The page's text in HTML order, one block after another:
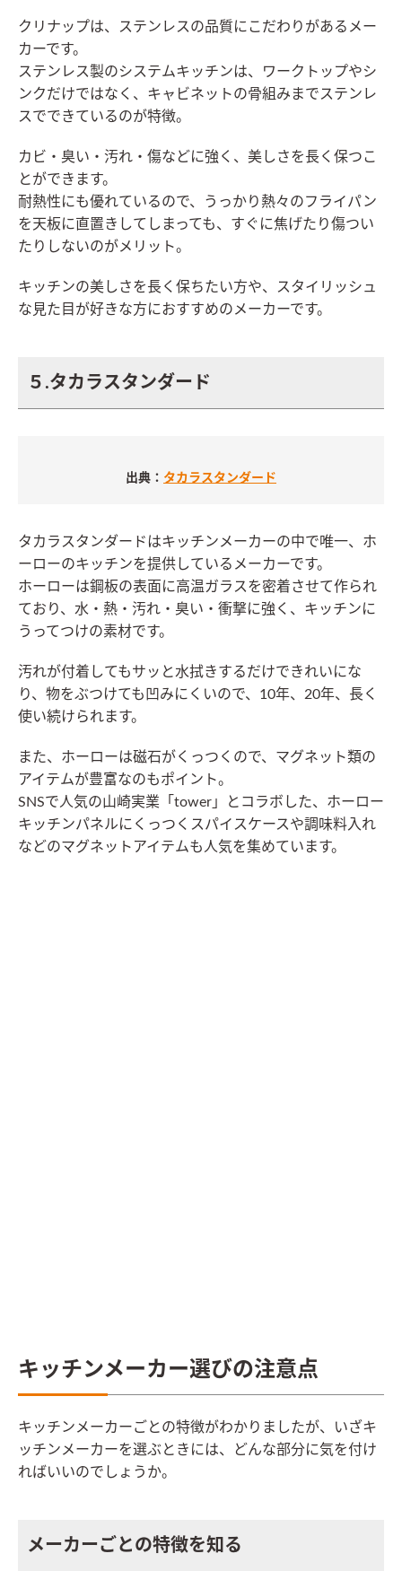
クリナップは、ステンレスの品質にこだわりがあるメー
カーです。
ステンレス製のシステムキッチンは、ワークトップやシ
ンクだけではなく、キャビネットの骨組みまでステンレ
スでできているのが特徴。
カビ・臭い・汚れ・傷などに強く、美しさを長く保つこ
とができます。
耐熱性にも優れているので、うっかり熱々のフライパン
を天板に直置きしてしまっても、すぐに焦げたり傷つい
たりしないのがメリット。
キッチンの美しさを長く保ちたい方や、スタイリッシュ
な見た目が好きな方におすすめのメーカーです。
５.タカラスタンダード
出典： タカラスタンダード
タカラスタンダードはキッチンメーカーの中で唯一、ホ
ーローのキッチンを提供しているメーカーです。
ホーローは鋼板の表面に高温ガラスを密着させて作られ
ており、水・熱・汚れ・臭い・衝撃に強く、キッチンに
うってつけの素材です。
汚れが付着してもサッと水拭きするだけできれいにな
り、物をぶつけても凹みにくいので、10年、20年、長く
使い続けられます。
また、ホーローは磁石がくっつくので、マグネット類の
アイテムが豊富なのもポイント。
SNSで人気の山崎実業「tower」とコラボした、ホーロー
キッチンパネルにくっつくスパイスケースや調味料入れ
などのマグネットアイテムも人気を集めています。
キッチンメーカー選びの注意点
キッチンメーカーごとの特徴がわかりましたが、いざキ
ッチンメーカーを選ぶときには、どんな部分に気を付け
ればいいのでしょうか。
メーカーごとの特徴を知る